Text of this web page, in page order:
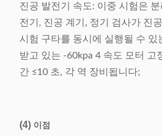
진공 발전기 속도: 이중 시험은
전기, 진공 계기, 정기 검사가 진
시험 구타를 동시에 실행될 수 있
받고 있는 -60kpa 4 속도 모터 고
간 ≤10 초, 각 역 장비됩니다;
(4) 이점